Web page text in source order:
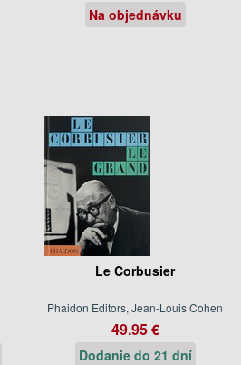
Na objednávku
Le Corbusier
Phaidon Editors, Jean-Louis Cohen
49.95 €
Dodanie do 21 dní